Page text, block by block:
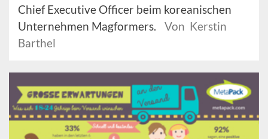
Chief Executive Officer beim koreanischen
Unternehmen Magformers.
Von Kerstin
Barthel